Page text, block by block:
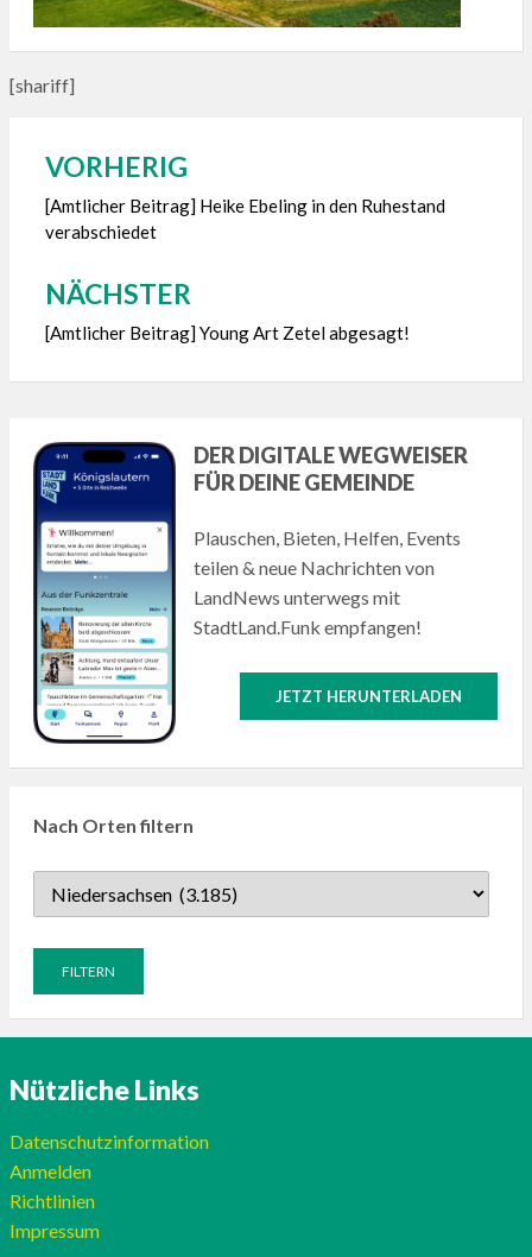
[shariff]
Beitragsnavigation
VORHERIG
[Amtlicher Beitrag] Heike Ebeling in den Ruhestand
verabschiedet
NÄCHSTER
[Amtlicher Beitrag] Young Art Zetel abgesagt!
DER DIGITALE WEGWEISER
FÜR DEINE GEMEINDE
Plauschen, Bieten, Helfen, Events
teilen & neue Nachrichten von
LandNews unterwegs mit
StadtLand.Funk empfangen!
JETZT HERUNTERLADEN
Nach Orten filtern
Nützliche Links
Datenschutzinformation
Anmelden
Richtlinien
Impressum